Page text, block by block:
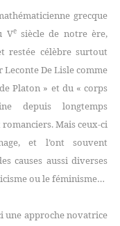
grecque
Vesiècle de notre ère,
restée célèbre surtout
Leconte De Lisle comme
Platon » et du « corps
depuis longtemps
Mais ceux-ci
et l’ont souvent
causes aussidiverses
ou le féminisme…
une approche novatrice